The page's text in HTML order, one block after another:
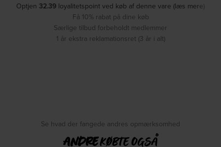
Optjen 32.39 loyalitetspoint ved køb af denne vare (læs mere)
Få 10% rabat på dine køb
Særlige tilbud forbeholdt medlemmer
1 år ekstra reklamationsret (3 år i alt)
Se hvad der fangede andres opmærksomhed
ANDREKØBTE OGSÅ